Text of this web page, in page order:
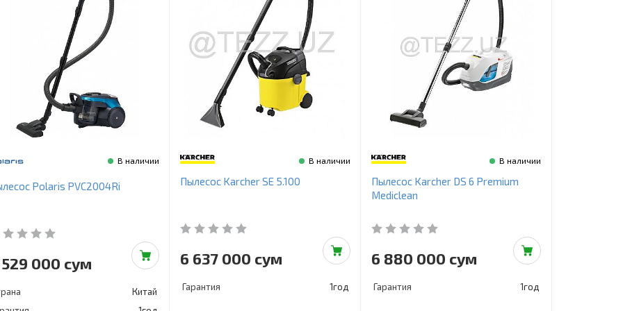
В наличии
Polaris PVC2004Ri
000 сум
Китай
В наличии
Пылесос Karcher SE 5.100
6 637 000 сум
Гарантия 1год
В наличии
Пылесос Karcher DS 6 Premium
Mediclean
6 880 000 сум
Гарантия 1год